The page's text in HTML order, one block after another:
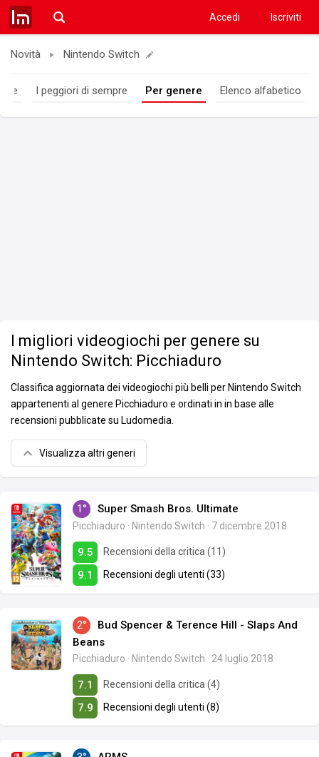
Accedi Iscriviti
Novità Nintendo Switch
I peggiori di sempre Per genere Elenco alfabetico
I migliori videogiochi per genere su
Nintendo Switch: Picchiaduro
Classifica aggiornata dei videogiochi più belli per Nintendo Switch
appartenenti al genere Picchiaduro e ordinati in in base alle
recensioni pubblicate su Ludomedia.
Visualizza altri generi
1° Super Smash Bros. Ultimate
Picchiaduro · Nintendo Switch · 7 dicembre 2018
9.5 Recensioni della critica (11)
9.1 Recensioni degli utenti (33)
2°
Bud Spencer & Terence Hill - Slaps And
Beans
Picchiaduro · Nintendo Switch · 24 luglio 2018
7.1 Recensioni della critica (4)
7.9 Recensioni degli utenti (8)